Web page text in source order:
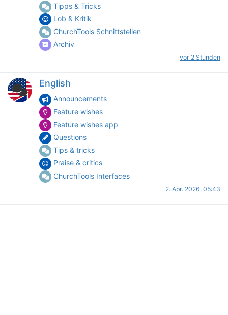
Tipps & Tricks
Lob & Kritik
ChurchTools Schnittstellen
Archiv
vor 2 Stunden
English
Announcements
Feature wishes
Feature wishes app
Questions
Tips & tricks
Praise & critics
ChurchTools Interfaces
2. Apr. 2026, 05:43